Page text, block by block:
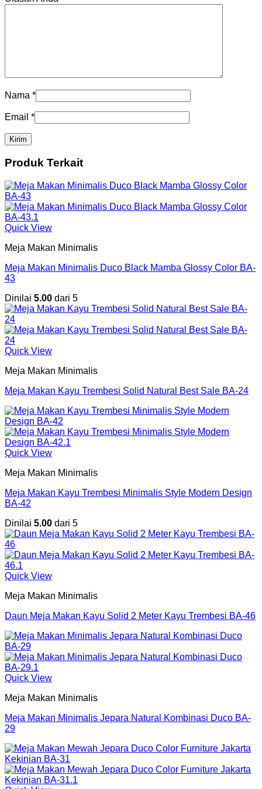
Nama *
Email *
Produk Terkait
Quick View
Meja Makan Minimalis
Meja Makan Minimalis Duco Black Mamba Glossy Color BA-
43
Dinilai 5.00 dari 5
Quick View
Meja Makan Minimalis
Meja Makan Kayu Trembesi Solid Natural Best Sale BA-24
Quick View
Meja Makan Minimalis
Meja Makan Kayu Trembesi Minimalis Style Modern Design
BA-42
Dinilai 5.00 dari 5
Quick View
Meja Makan Minimalis
Daun Meja Makan Kayu Solid 2 Meter Kayu Trembesi BA-46
Quick View
Meja Makan Minimalis
Meja Makan Minimalis Jepara Natural Kombinasi Duco BA-
29